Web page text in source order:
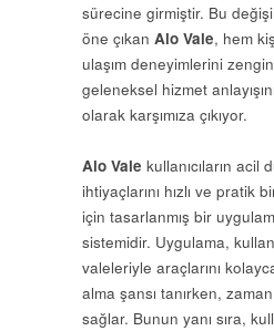
sürecine girmiştir. Bu
öne çıkan Alo Vale, hem
ulaşım deneyimlerini
geleneksel hizmet
olarak karşımıza çıkıyor.
Alo Vale kullanıcıların acil
ihtiyaçlarını hızlı ve pratik
için tasarlanmış bir
sistemidir. Uygulama,
valeleriyle araçlarını
alma şansı tanırken,
sağlar. Bunun yanı sıra,